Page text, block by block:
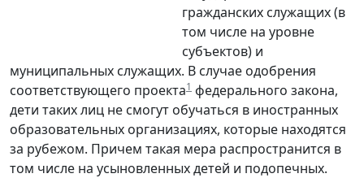
гражданских служащих (в
том числе на уровне
субъектов) и
муниципальных служащих. В случае одобрения
соответствующего проекта1 федерального закона,
дети таких лиц не смогут обучаться в иностранных
образовательных организациях, которые находятся
за рубежом. Причем такая мера распространится в
том числе на усыновленных детей и подопечных.